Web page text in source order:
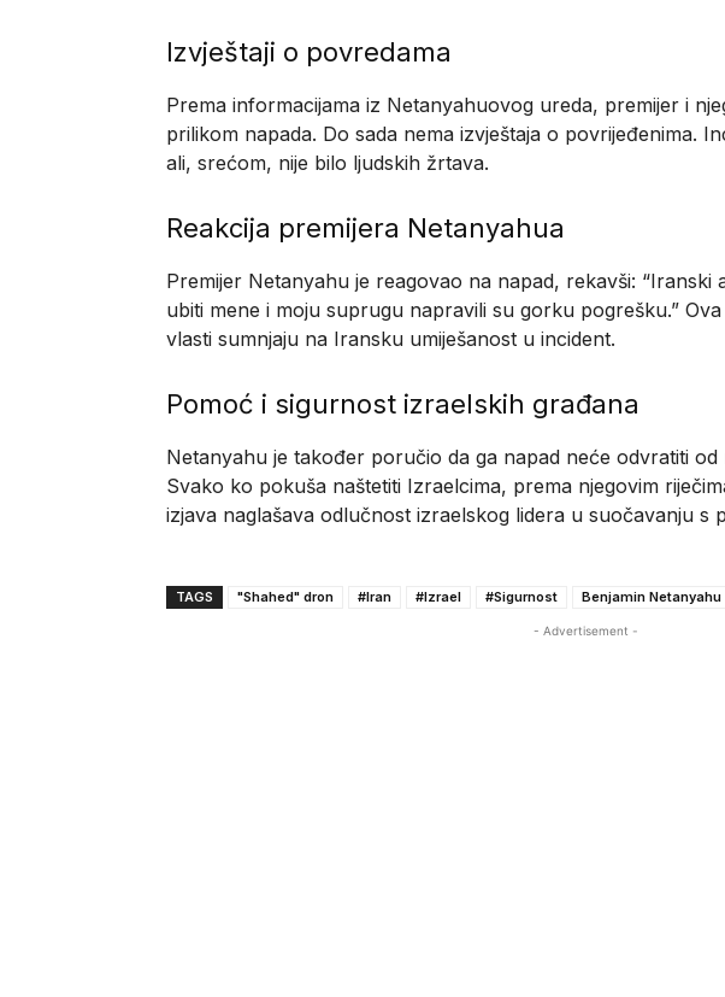
Izvještaji o povredama
Prema informacijama iz Netanyahuovog ureda, premijer i
prilikom napada. Do sada nema izvještaja o povrijeđenima.
ali, srećom, nije bilo ljudskih žrtava.
Reakcija premijera Netanyahua
Premijer Netanyahu je reagovao na napad, rekavši: “Iranski
ubiti mene i moju suprugu napravili su gorku pogrešku.”
vlasti sumnjaju na Iransku umiješanost u incident.
Pomoć i sigurnost izraelskih građana
Netanyahu je također poručio da ga napad neće odvratiti od
Svako ko pokuša naštetiti Izraelcima, prema njegovim
izjava naglašava odlučnost izraelskog lidera u suočavanju s
TAGS "Shahed" dron #Iran #Izrael #Sigurnost Benjamin Netanyahu
- Advertisement -